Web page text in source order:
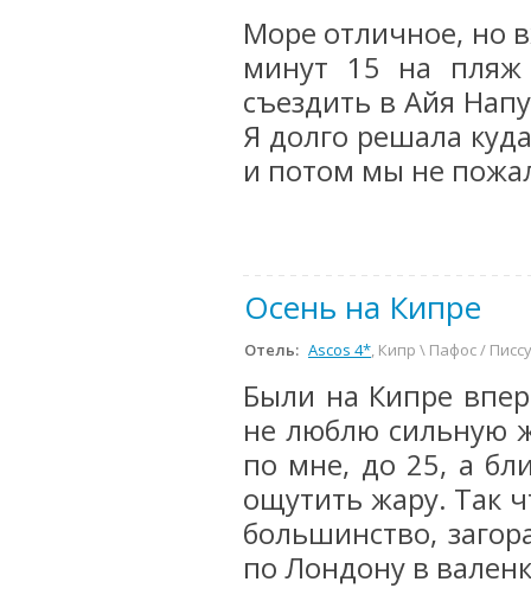
Море отличное, но
минут 15 на
съездить в Айя
Я долго решала
и потом мы не
Осень на Кипре
Отель: Ascos 4*, Кипр \ Пафос /
Были на Кипре
не люблю сильную
по мне, до 25, а
ощутить жару. Так
большинство,
по Лондону в